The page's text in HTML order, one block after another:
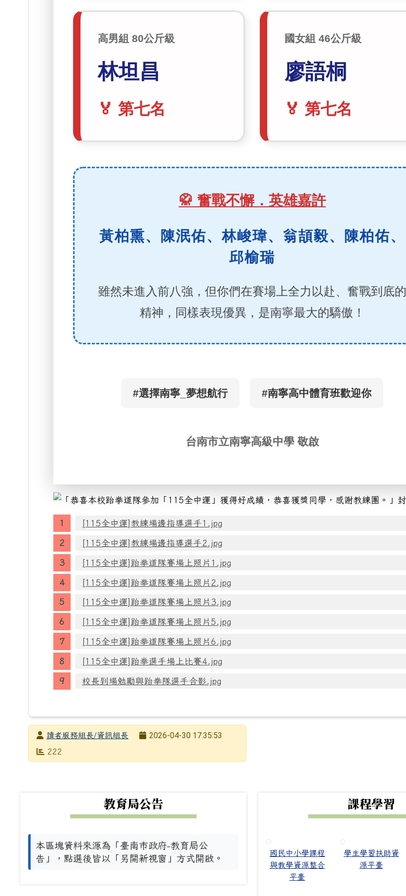
高男組 80公斤級
林坦昌
🏅 第七名
國女組 46公斤級
廖語桐
🏅 第七名
🥋 奮戰不懈．英雄嘉許
黃柏熏、陳泯佑、林峻瑋、翁頡毅、陳柏佑、
邱榆瑞
雖然未進入前八強，但你們在賽場上全力以赴、奮戰到底的
精神，同樣表現優異，是南寧最大的驕傲！
#選擇南寧_夢想航行 #南寧高中體育班歡迎你
台南市立南寧高級中學 敬啟
[115全中運]教練場邊指導選手1.jpg
[115全中運]教練場邊指導選手2.jpg
[115全中運]跆拳道隊賽場上照片1.jpg
[115全中運]跆拳道隊賽場上照片2.jpg
[115全中運]跆拳道隊賽場上照片3.jpg
[115全中運]跆拳道隊賽場上照片5.jpg
[115全中運]跆拳道隊賽場上照片6.jpg
[115全中運]跆拳選手場上比賽4.jpg
校長到場勉勵與跆拳隊選手合影.jpg
發布者讀者服務組長/資訊組長
發布日期
2026-04-30 17:35:53
瀏覽次數
222
教育局公告
本區塊資料來源為「臺南市政府-教育局公
告」，點選後皆以「另開新視窗」方式開啟。
課程學習
國民中小學課程
與教學資源整合
平臺
學生學習扶助資
源平臺